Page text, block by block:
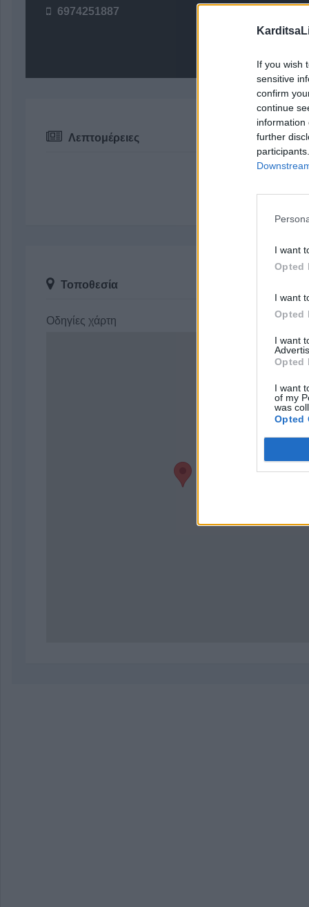
If you wish
sensitive
confirm
continue
information
further
I want
Opted
I want
Opted
I want
Opted
I want
of my
was
Opted
6974251887
Λεπτομέρειες
Τοποθεσία
Οδηγίες χάρτη